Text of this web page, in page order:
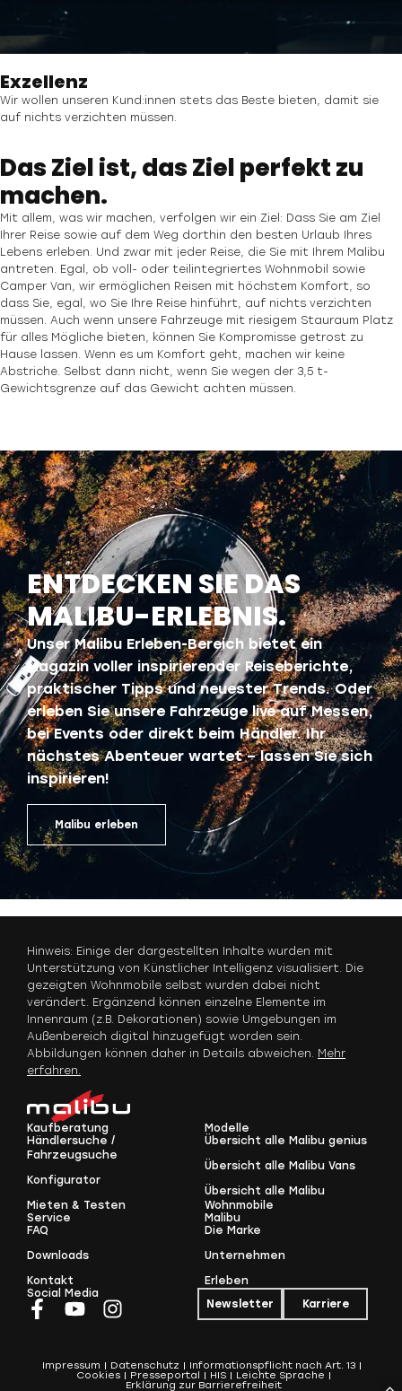
Exzellenz
Wir wollen unseren Kund:innen stets das Beste bieten, damit sie
auf nichts verzichten müssen.
Das Ziel ist, das Ziel perfekt zu
machen.
Mit allem, was wir machen, verfolgen wir ein Ziel: Dass Sie am Ziel
Ihrer Reise sowie auf dem Weg dorthin den besten Urlaub Ihres
Lebens erleben. Und zwar mit jeder Reise, die Sie mit Ihrem Malibu
antreten. Egal, ob voll- oder teilintegriertes Wohnmobil sowie
Camper Van, wir ermöglichen Reisen mit höchstem Komfort, so
dass Sie, egal, wo Sie Ihre Reise hinführt, auf nichts verzichten
müssen. Auch wenn unsere Fahrzeuge mit riesigem Stauraum Platz
für alles Mögliche bieten, können Sie Kompromisse getrost zu
Hause lassen. Wenn es um Komfort geht, machen wir keine
Abstriche. Selbst dann nicht, wenn Sie wegen der 3,5 t-
Gewichtsgrenze auf das Gewicht achten müssen.
ENTDECKEN SIE DAS
MALIBU-ERLEBNIS.
Unser Malibu Erleben-Bereich bietet ein
Magazin voller inspirierender Reiseberichte,
praktischer Tipps und neuester Trends. Oder
erleben Sie unsere Fahrzeuge live auf Messen,
bei Events oder direkt beim Händler. Ihr
nächstes Abenteuer wartet – lassen Sie sich
inspirieren!
Malibu erleben
Hinweis: Einige der dargestellten Inhalte wurden mit
Unterstützung von Künstlicher Intelligenz visualisiert. Die
gezeigten Wohnmobile selbst wurden dabei nicht
verändert. Ergänzend können einzelne Elemente im
Innenraum (z.B. Dekorationen) sowie Umgebungen im
Außenbereich digital hinzugefügt worden sein.
Abbildungen können daher in Details abweichen. Mehr
erfahren.
Kaufberatung
Händlersuche /
Fahrzeugsuche
Konfigurator
Mieten & Testen
Modelle
Übersicht alle Malibu genius
Übersicht alle Malibu Vans
Übersicht alle Malibu
Wohnmobile
Service
FAQ
Downloads
Kontakt
Malibu
Die Marke
Unternehmen
Erleben
Social Media
Newsletter
Karriere
Impressum Datenschutz
Informationspflicht nach Art. 13
Cookies
Presseportal HIS
Leichte Sprache
Erklärung zur Barrierefreiheit